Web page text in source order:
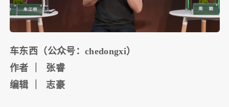
车东西（公众号：chedongxi）
作者 ｜ 张睿
编辑 ｜ 志豪